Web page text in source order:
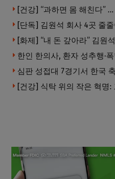
[건강] 식탁 위의 작은 혁명